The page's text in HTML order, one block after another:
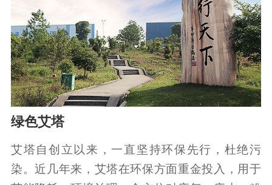
绿色艾塔
艾塔自创立以来，一直坚持环保先行，杜绝污
染。近几年来，艾塔在环保方面重金投入，用于